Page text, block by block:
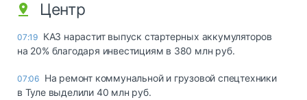
Центр
07:19 КАЗ нарастит выпуск стартерных аккумуляторов
на 20% благодаря инвестициям в 380 млн руб.
07:06 На ремонт коммунальной и грузовой спецтехники
в Туле выделили 40 млн руб.